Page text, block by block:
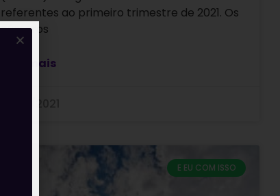
referentes ao primeiro trimestre de 2021. Os
números
Leia mais
E EU COM ISSO